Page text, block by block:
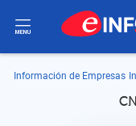
Información de Empresas